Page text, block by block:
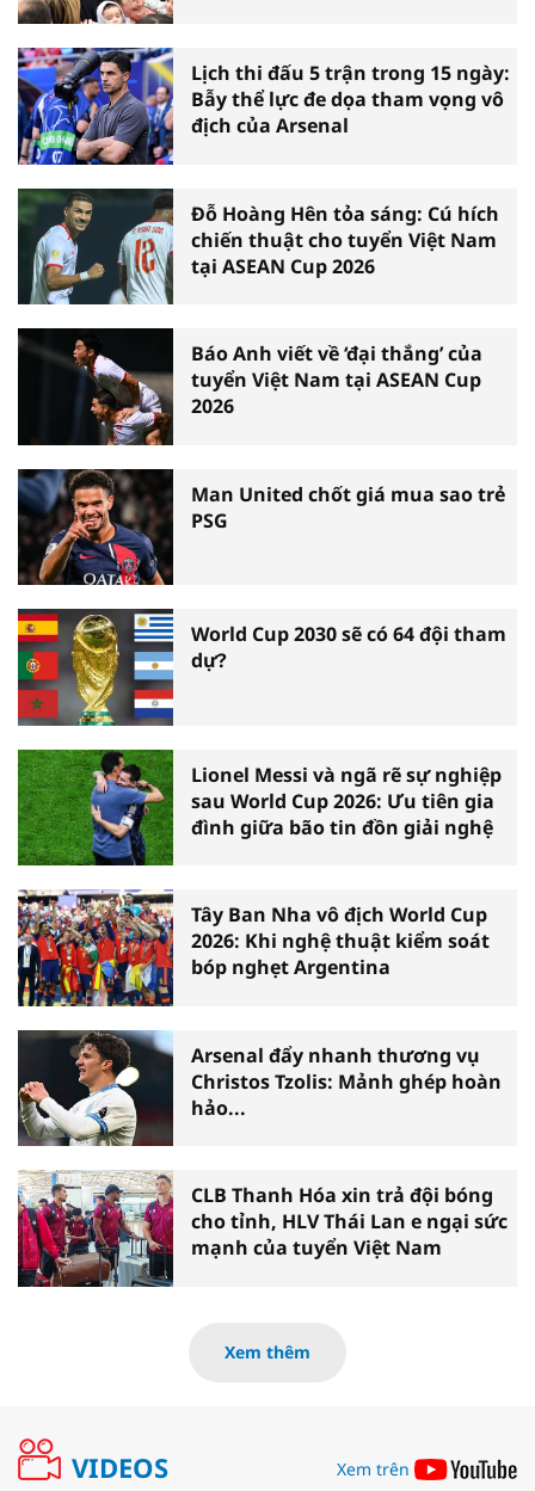
Lịch thi đấu 5 trận trong 15 ngày:
Bẫy thể lực đe dọa tham vọng vô
địch của Arsenal
Đỗ Hoàng Hên tỏa sáng: Cú hích
chiến thuật cho tuyển Việt Nam
tại ASEAN Cup 2026
Báo Anh viết về ‘đại thắng’ của
tuyển Việt Nam tại ASEAN Cup
2026
Man United chốt giá mua sao trẻ
PSG
World Cup 2030 sẽ có 64 đội tham
dự?
Lionel Messi và ngã rẽ sự nghiệp
sau World Cup 2026: Ưu tiên gia
đình giữa bão tin đồn giải nghệ
Tây Ban Nha vô địch World Cup
2026: Khi nghệ thuật kiểm soát
bóp nghẹt Argentina
Arsenal đẩy nhanh thương vụ
Christos Tzolis: Mảnh ghép hoàn
hảo...
CLB Thanh Hóa xin trả đội bóng
cho tỉnh, HLV Thái Lan e ngại sức
mạnh của tuyển Việt Nam
Xem thêm
VIDEOS Xem trên